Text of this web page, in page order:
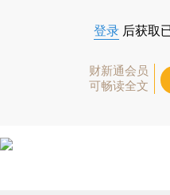
登录 后获取
财新通会员
可畅读全文